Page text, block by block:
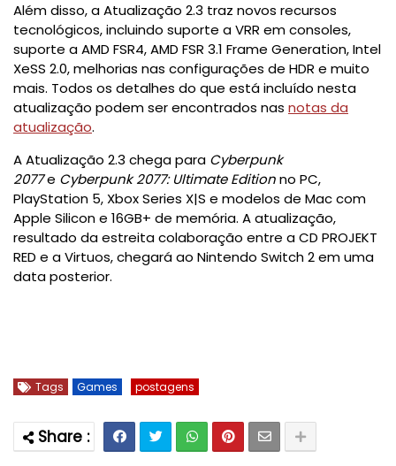
Além disso, a Atualização 2.3 traz novos recursos
tecnológicos, incluindo suporte a VRR em consoles,
suporte a AMD FSR4, AMD FSR 3.1 Frame Generation, Intel
XeSS 2.0, melhorias nas configurações de HDR e muito
mais. Todos os detalhes do que está incluído nesta
atualização podem ser encontrados nas notas da
atualização.
A Atualização 2.3 chega para Cyberpunk
2077e Cyberpunk 2077: Ultimate Editionno PC,
PlayStation 5, Xbox Series X|S e modelos de Mac com
Apple Silicon e 16GB+ de memória. A atualização,
resultado da estreita colaboração entre a CD PROJEKT
RED e a Virtuos, chegará ao Nintendo Switch 2 em uma
data posterior.
Tags Games postagens